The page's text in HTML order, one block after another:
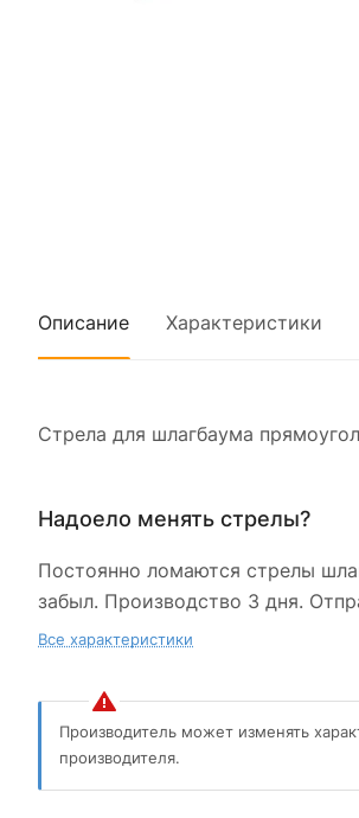
Описание Характеристики
Стрела для шлагбаума
Надоело менять стрелы?
Постоянно ломаются стрелы
забыл. Производство 3 дня.
Все характеристики
Производитель может изменять
производителя.